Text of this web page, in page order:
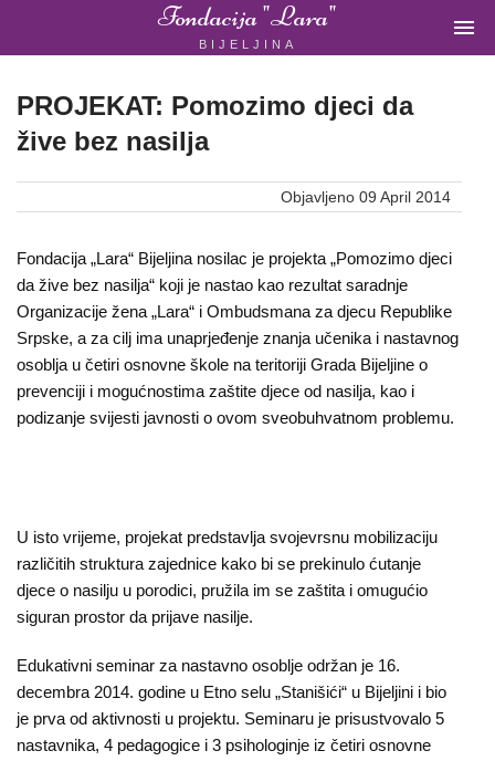
Fondacija "Lara"
BIJELJINA

ORGANIZACIJA
BIH
Fondacija
"Lara"
Bijeljina
nama
Aktuelnosti
sa
ženskim
licem
PROJEKAT: Pomozimo djeci da
žive bez nasilja
Objavljeno 09 April 2014
Fondacija „Lara“ Bijeljina nosilac je projekta „Pomozimo djeci
da žive bez nasilja“ koji je nastao kao rezultat saradnje
Organizacije žena „Lara“ i Ombudsmana za djecu Republike
Srpske, a za cilj ima unaprjeđenje znanja učenika i nastavnog
osoblja u četiri osnovne škole na teritoriji Grada Bijeljine o
prevenciji i mogućnostima zaštite djece od nasilja, kao i
podizanje svijesti javnosti o ovom sveobuhvatnom problemu.
U isto vrijeme, projekat predstavlja svojevrsnu mobilizaciju
različitih struktura zajednice kako bi se prekinulo ćutanje
djece o nasilju u porodici, pružila im se zaštita i omugućio
siguran prostor da prijave nasilje.
Edukativni seminar za nastavno osoblje održan je 16.
decembra 2014. godine u Etno selu „Stanišići“ u Bijeljini i bio
je prva od aktivnosti u projektu. Seminaru je prisustvovalo 5
nastavnika, 4 pedagogice i 3 psihologinje iz četiri osnovne